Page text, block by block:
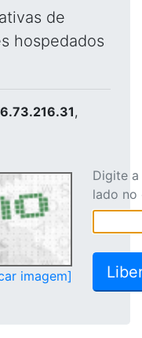
de
hospedados
,
imagem]
Digite
lado no